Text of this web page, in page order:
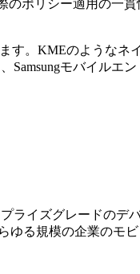
のポリシー適用の一
す。KMEのようなネ
Samsungモバイルエ
ライズグレードのデ
る規模の企業のモ